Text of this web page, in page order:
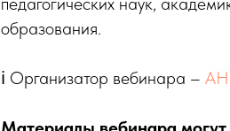
образования.
ℹ️ Организатор вебинара –